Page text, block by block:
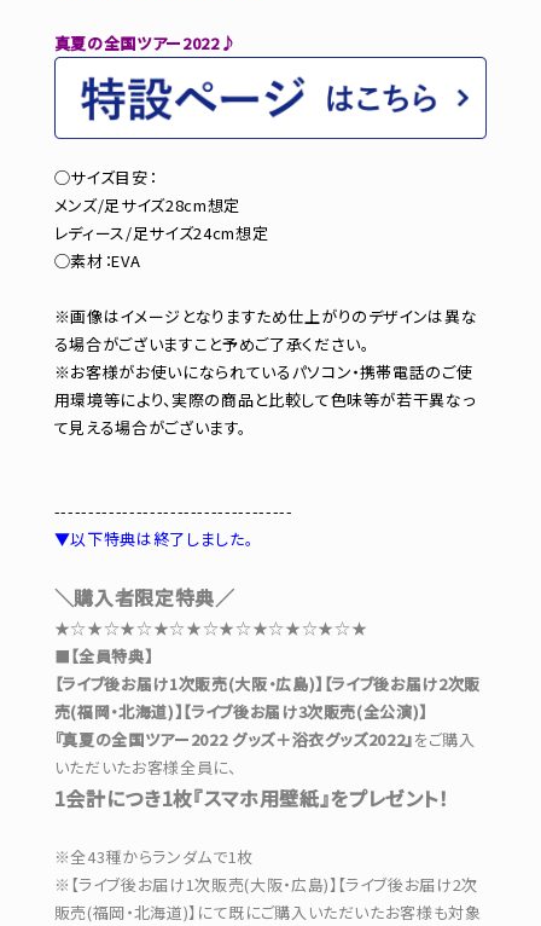
真夏の全国ツアー2022♪
◯サイズ目安：
メンズ/足サイズ28cm想定
レディース/足サイズ24cm想定
◯素材：EVA
※画像はイメージとなりますため仕上がりのデザインは異な
る場合がございますこと予めご了承ください。
※お客様がお使いになられているパソコン・携帯電話のご使
用環境等により、実際の商品と比較して色味等が若干異なっ
て見える場合がございます。
-----------------------------------
▼以下特典は終了しました。
＼購入者限定特典／
★☆★☆★☆★☆★☆★☆★☆★☆★☆★
■ 【全員特典】
【ライブ後お届け1次販売(大阪・広島)】【ライブ後お届け2次販
売(福岡・北海道)】【ライブ後お届け3次販売(全公演)】
『真夏の全国ツアー2022 グッズ＋浴衣グッズ2022』をご購入
いただいたお客様全員に、
1会計につき1枚『スマホ用壁紙』をプレゼント！
※全43種からランダムで1枚
※【ライブ後お届け1次販売(大阪・広島)】【ライブ後お届け2次
販売(福岡・北海道)】にて既にご購入いただいたお客様も対象